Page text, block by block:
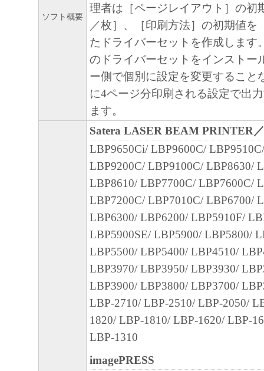
用させる場合、お客様は、かかる第三者に
トウェア」および「本ソフトウェア」によ
イバーソフトウェアプログラムをお客様の
う義務付けるものとし、かかる第三者によ
行に責任を負っていただくものとします。
(2) お客様は、上記(1)に基づいて「本ソフ
するためのバックアップとして、「本ソフ
部、複製することができます。
(3) 上記(1)および(2)に定める場合を除き、
ヤノンのライセンサーのいかなる知的財産
と黙示たるとを問わず、本契約書によって
るいは許諾されるものではありません。
(1) お客様は、再使用許諾、譲渡、販売、
くは貸与その他の方法により、第三者に「
ア」を使用させることはできません。
(2) お客様は、「本ソフトウェア」の全部
正、改変、逆コンパイル、逆アセンブル、
エンジニアリング等することはできません
このような行為をさせてはなりません。
ソフト概要
理者は［ページレイアウト］の初
／枚］、［印刷方法］の初期値を
たドライバーセットを作成します
のドライバーセットをインストー
ー側で個別に設定を変更すること
に4ページ分印刷される設定で出
ます。
Satera LASER BEAM PRINTER
LBP9650Ci/ LBP9600C/
LBP9200C/ LBP9100C/ LBP8630/
LBP8610/ LBP7700C/ LBP7600C/
LBP7200C/ LBP7010C/ LBP6700/
LBP6300/ LBP6200/ LBP5910F/
LBP5900SE/ LBP5900/ LBP5800/
LBP5500/ LBP5400/ LBP4510/
LBP3970/ LBP3950/ LBP3930/
LBP3900/ LBP3800/ LBP3700/
LBP-2710/ LBP-2510/ LBP-2050/
1820/ LBP-1810/ LBP-1620/ LBP-
LBP-1310
imagePRESS